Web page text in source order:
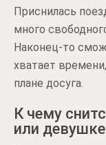
Приснилась
много
Наконец-то
хватает
плане досуга.
К чему
или девушке